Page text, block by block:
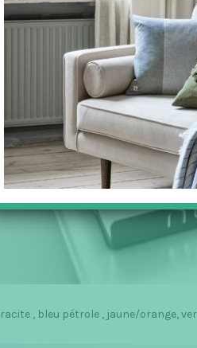
les plateaux :
, bleu pétrole , jaune/orange,